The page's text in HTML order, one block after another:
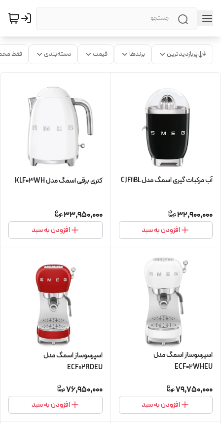
پربازدیدترین برندها قیمت دسته‌بندی فقط
آب مرکبات گیری اسمگ مدل CJF11BL
32,900,000
افزودن به سبد
کتری برقی اسمگ مدل KLF03WH
33,950,000
افزودن به سبد
اسپرسوساز اسمگ مدل
ECF02WHEU
79,750,000
افزودن به سبد
اسپرسوساز اسمگ مدل
ECF02RDEU
76,950,000
افزودن به سبد